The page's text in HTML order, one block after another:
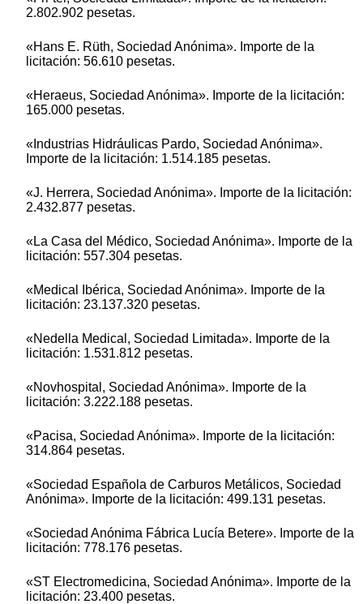
2.802.902 pesetas.
«Hans E. Rüth, Sociedad Anónima». Importe de la
licitación: 56.610 pesetas.
«Heraeus, Sociedad Anónima». Importe de la licitación:
165.000 pesetas.
«Industrias Hidráulicas Pardo, Sociedad Anónima».
Importe de la licitación: 1.514.185 pesetas.
«J. Herrera, Sociedad Anónima». Importe de la licitación:
2.432.877 pesetas.
«La Casa del Médico, Sociedad Anónima». Importe de la
licitación: 557.304 pesetas.
«Medical Ibérica, Sociedad Anónima». Importe de la
licitación: 23.137.320 pesetas.
«Nedella Medical, Sociedad Limitada». Importe de la
licitación: 1.531.812 pesetas.
«Novhospital, Sociedad Anónima». Importe de la
licitación: 3.222.188 pesetas.
«Pacisa, Sociedad Anónima». Importe de la licitación:
314.864 pesetas.
«Sociedad Española de Carburos Metálicos, Sociedad
Anónima». Importe de la licitación: 499.131 pesetas.
«Sociedad Anónima Fábrica Lucía Betere». Importe de la
licitación: 778.176 pesetas.
«ST Electromedicina, Sociedad Anónima». Importe de la
licitación: 23.400 pesetas.